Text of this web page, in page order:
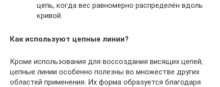
цепь, когда вес равномерно распределён вдоль
кривой.
Как используют цепные линии?
Кроме использования для воссоздания висящих цепей,
цепные линии особенно полезны во множестве других
областей применения. Их форма образуется благодаря